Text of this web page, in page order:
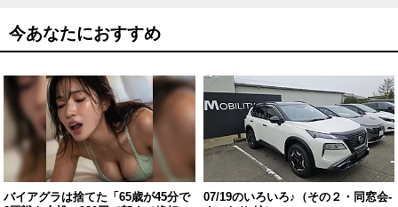
今あなたにおすすめ
バイアグラは捨てた「65歳が45分で
07/19のいろいろ♪（その２・同窓会-